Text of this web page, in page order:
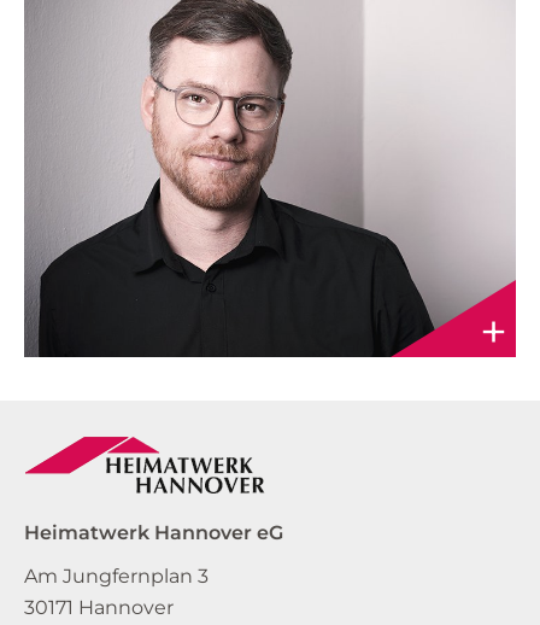
+
Heimatwerk Hannover eG
Am Jungfernplan 3
30171 Hannover